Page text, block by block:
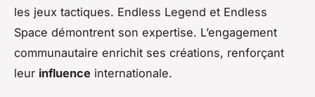
les jeux tactiques. Endless Legend et Endless
Space démontrent son expertise. L’engagement
communautaire enrichit ses créations, renforçant
leur influence internationale.